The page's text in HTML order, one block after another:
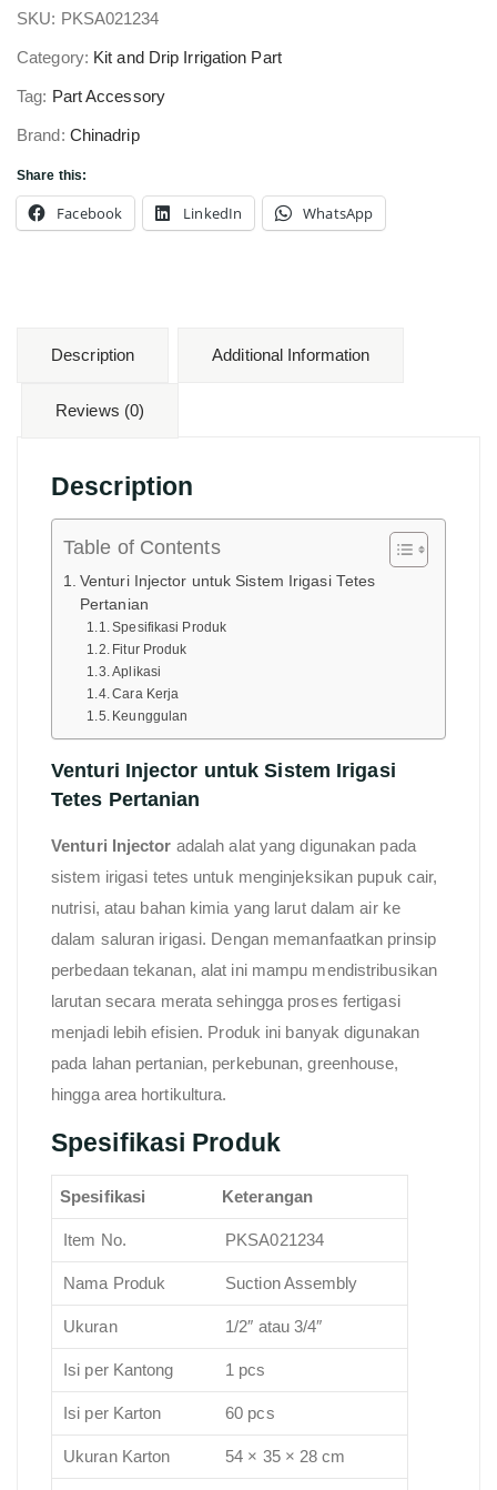
SKU: PKSA021234
Category: Kit and Drip Irrigation Part
Tag: Part Accessory
Brand: Chinadrip
Share this:
Facebook LinkedIn WhatsApp
Description Additional Information
Reviews (0)
Description
Table of Contents
Venturi Injector untuk Sistem Irigasi Tetes
Pertanian
Spesifikasi Produk
Fitur Produk
Aplikasi
Cara Kerja
Keunggulan
Venturi Injector untuk Sistem Irigasi
Tetes Pertanian
Venturi Injector adalah alat yang digunakan pada
sistem irigasi tetes untuk menginjeksikan pupuk cair,
nutrisi, atau bahan kimia yang larut dalam air ke
dalam saluran irigasi. Dengan memanfaatkan prinsip
perbedaan tekanan, alat ini mampu mendistribusikan
larutan secara merata sehingga proses fertigasi
menjadi lebih efisien. Produk ini banyak digunakan
pada lahan pertanian, perkebunan, greenhouse,
hingga area hortikultura.
Spesifikasi Produk
Spesifikasi Keterangan
Item No. PKSA021234
Nama Produk Suction Assembly
Ukuran 1/2″ atau 3/4″
Isi per Kantong 1 pcs
Isi per Karton 60 pcs
Ukuran Karton 54 × 35 × 28 cm